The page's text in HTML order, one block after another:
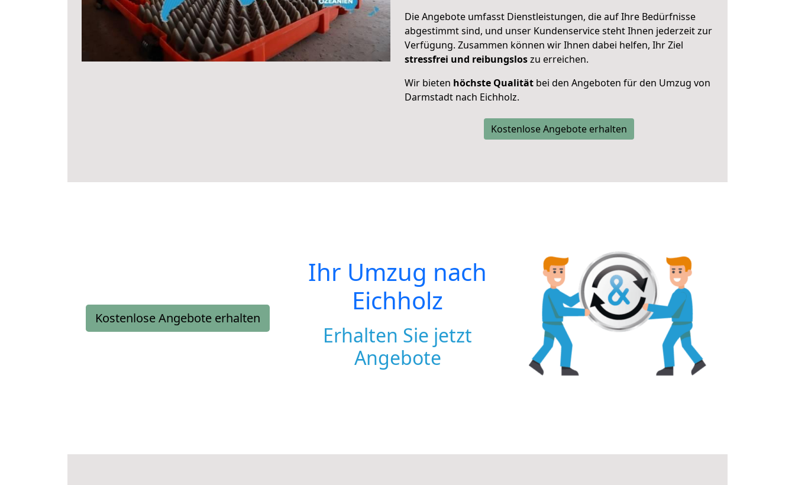
Die Angebote umfasst Dienstleistungen, die auf Ihre Bedürfnisse
abgestimmt sind, und unser Kundenservice steht Ihnen jederzeit zur
Verfügung. Zusammen können wir Ihnen dabei helfen, Ihr Ziel
stressfrei und reibungsloszu erreichen.
Wir bieten höchste Qualität bei den Angeboten für den Umzug von
Darmstadt nach Eichholz.
Kostenlose Angebote erhalten
Kostenlose Angebote erhalten
Ihr Umzug nach
Eichholz
Erhalten Sie jetzt
Angebote